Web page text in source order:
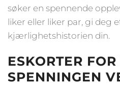
søker en spennende
liker eller liker par, gi deg
kjærlighetshistorien din.
ESKORTER
SPENNINGEN